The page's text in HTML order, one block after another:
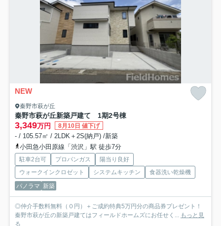
NEW
秦野市萩が丘
秦野市萩が丘新築戸建て 1期2号棟
3,349万円 8月10日 値下げ
- / 105.57㎡ / 2LDK＋2S(納戸) /新築
小田急小田原線「渋沢」駅 徒歩7分
駐車2台可 プロパンガス
陽当り良好
ウォークインクロゼット
システムキッチン
食器洗い乾燥機
パノラマ 新築
◎仲介手数料無料（０円）＋ご成約特典5万円分の商品券プレゼント！
秦野市萩が丘の新築戸建てはフィールドホームズにお任せく...
もっと見
る